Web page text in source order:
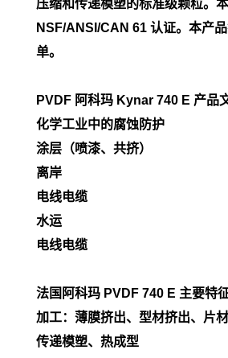
压缩和传递模塑的标准级颗粒。
NSF/ANSI/CAN 61 认证。本产
单。
PVDF 阿科玛 Kynar 740 E 产品
化学工业中的腐蚀防护
涂层（喷漆、共挤）
离岸
电线电缆
水运
电线电缆
法国阿科玛 PVDF 740 E 主要特征
加工：薄膜挤出、型材挤出、片
传递模塑、热成型